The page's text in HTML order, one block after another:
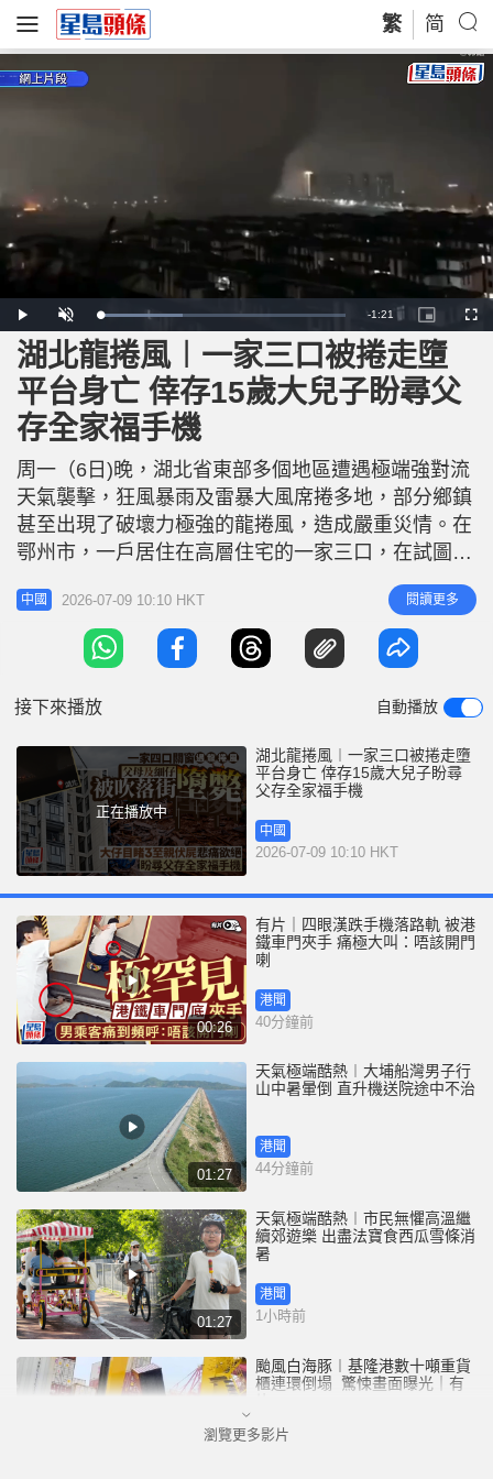
繁 简
P
l
a
y
U
n
m
u
t
L
o
a
d
e
d
.
9
8
R
e
m
n
n
-1:21
P
i
c
t
u
e
-
c
t
r
e
F
u
湖北龍捲風︱一家三口被捲走墮
平台身亡 倖存15歲大兒子盼尋父
存全家福手機
周一（6日)晚，湖北省東部多個地區遭遇極端強對流
天氣襲擊，狂風暴雨及雷暴大風席捲多地，部分鄉鎮
甚至出現了破壞力極強的龍捲風，造成嚴重災情。在
鄂州市，一戶居住在高層住宅的一家三口，在試圖關
閉窗戶時不幸被強風連人帶窗捲出室外，墜樓身亡，
僅留下一名受傷的大兒子小熊（化名），境況令人唏
噓。 悲劇發生後，全家唯一倖存的15歲小熊在網上
講事發的情況。當時自己應母要求關窗，由於太大
中國 2026-07-09 10:10 HKT 閱讀更多
接下來播放 自動播放
正在播放中
湖北龍捲風︱一家三口被捲走墮
平台身亡 倖存15歲大兒子盼尋
父存全家福手機
中國
2026-07-09 10:10 HKT
00:26
有片｜四眼漢跌手機落路軌 被港
鐵車門夾手 痛極大叫：唔該開門
喇
港聞
40分鐘前
01:27
天氣極端酷熱︱大埔船灣男子行
山中暑暈倒 直升機送院途中不治
港聞
44分鐘前
01:27
天氣極端酷熱︱市民無懼高溫繼
續郊遊樂 出盡法寶食西瓜雪條消
暑
港聞
1小時前
颱風白海豚︱基隆港數十噸重貨
櫃連環倒塌 驚悚畫面曝光｜有
中國
瀏覽更多影片